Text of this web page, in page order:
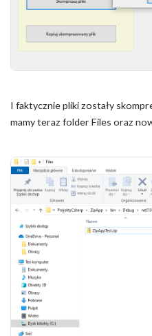
I faktycznie pliki zostały
mamy teraz folder Files oraz